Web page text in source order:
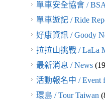
單車安全協會 /
單車遊記 / Ride
好康資訊 / Goody
拉拉山挑戰 / LaLa
最新消息 / News
活動報名中 / Event
環島 / Tour Taiwan